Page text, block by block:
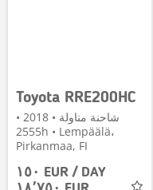
Toyota RRE200HC
شاحنة مناولة • 2018 •
2555h • Lempäälä،
Pirkanmaa, FI
١٥٠ EUR / DAY